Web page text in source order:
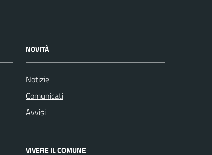
NOVITÀ
Notizie
Comunicati
Avvisi
VIVERE IL COMUNE